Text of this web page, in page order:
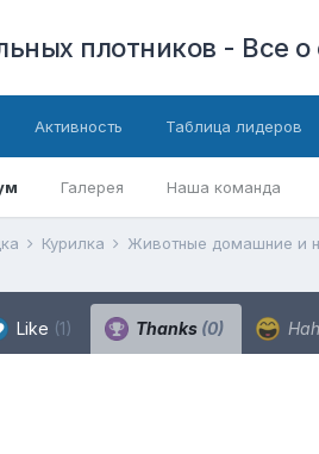
плотников - Все
Галерея Наша команда
Активность Таблица лидеров
Курилка Животные домашние и
Like (1) Thanks (0)